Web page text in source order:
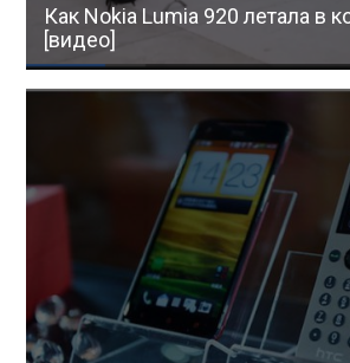
Как Nokia Lumia 920 летала в
[видео]